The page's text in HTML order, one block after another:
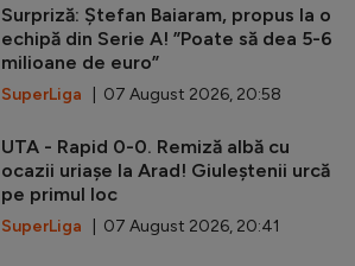
Surpriză: Ștefan Baiaram, propus la o
echipă din Serie A! ”Poate să dea 5-6
milioane de euro”
SuperLiga | 07 August 2026, 20:58
UTA - Rapid 0-0. Remiză albă cu
ocazii uriașe la Arad! Giuleștenii urcă
pe primul loc
SuperLiga | 07 August 2026, 20:41